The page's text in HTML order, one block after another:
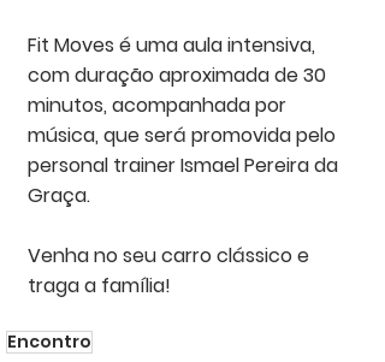
Fit Moves é uma aula intensiva,
com duração aproximada de 30
minutos, acompanhada por
música, que será promovida pelo
personal trainer Ismael Pereira da
Graça.
Venha no seu carro clássico e
traga a família!
Encontro